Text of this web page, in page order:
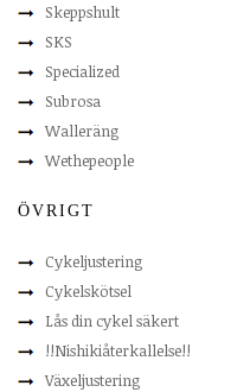
Skeppshult
SKS
Specialized
Subrosa
Walleräng
Wethepeople
ÖVRIGT
Cykeljustering
Cykelskötsel
Lås din cykel säkert
!!Nishikiåterkallelse!!
Växeljustering